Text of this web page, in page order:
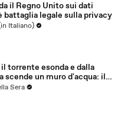
il Regno Unito sui dati
battaglia legale sulla privacy
Italiano)
torrente esonda e dalla
scende un muro d'acqua: il
Sera